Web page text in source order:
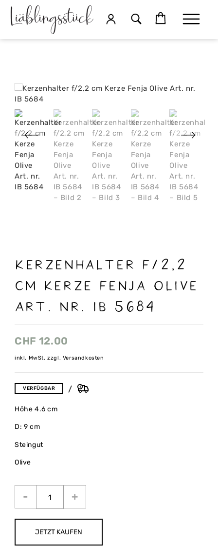
Kerzenhalter f/2,2
cm Kerze Fenja Olive
Art. nr. IB 5684
CHF 12.00
inkl. MwSt, zzgl. Versandkosten
VERFÜGBAR
Höhe 4.6 cm
D: 9 cm
Steingut
Olive
JETZT KAUFEN